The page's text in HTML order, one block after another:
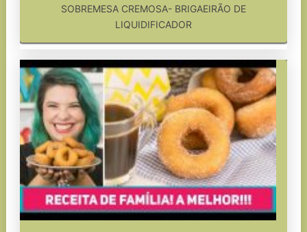
SOBREMESA CREMOSA- BRIGAEIRÃO DE
LIQUIDIFICADOR